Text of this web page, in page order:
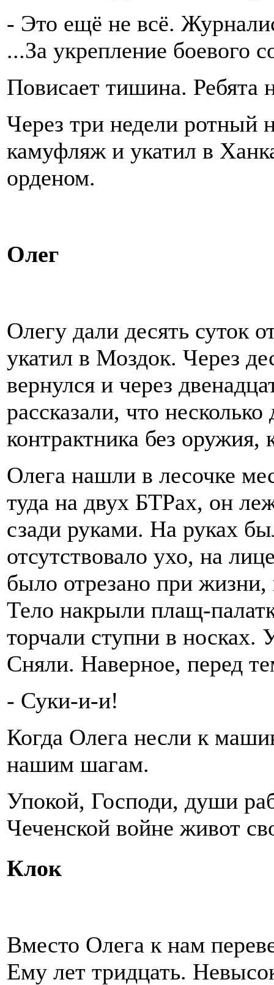
- Это ещё не всё.
...За укрепление боевого
Повисает тишина. Ребята
Через три недели ротный
камуфляж и укатил в
орденом.
Олег
Олегу дали десять суток
укатил в Моздок. Через
вернулся и через
рассказали, что
контрактника без
Олега нашли в лесочке
туда на двух БТРах, он
сзади руками. На руках
отсутствовало ухо, на
было отрезано при
Тело накрыли плащ-
торчали ступни в
Сняли. Наверное, перед
- Суки-и-и!
Когда Олега несли к
нашим шагам.
Упокой, Господи, души
Чеченской войне живот
Клок
Вместо Олега к нам
Ему лет тридцать.